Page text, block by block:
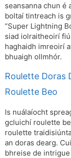
seansanna chun é
boltaí tintreach is
“Super Lightning
siad iolraitheoirí
haghaidh imreoirí
bhuaigh ollmhór.
Roulette Doras
Roulette Beo
Is nuálaíocht
gcluichí roulette
roulette
an doras dearg.
bhreise de